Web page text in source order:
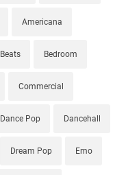
Americana
Beats Bedroom
Commercial
Dance Pop Dancehall
Dream Pop Emo